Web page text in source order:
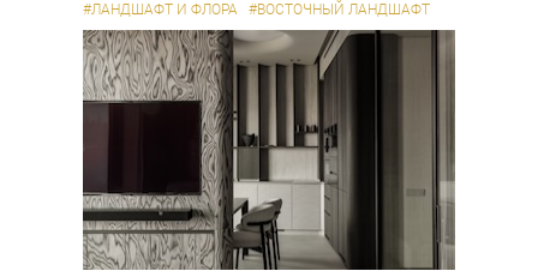
#ЛАНДШАФТ И ФЛОРА #ВОСТОЧНЫЙ ЛАНДШАФТ